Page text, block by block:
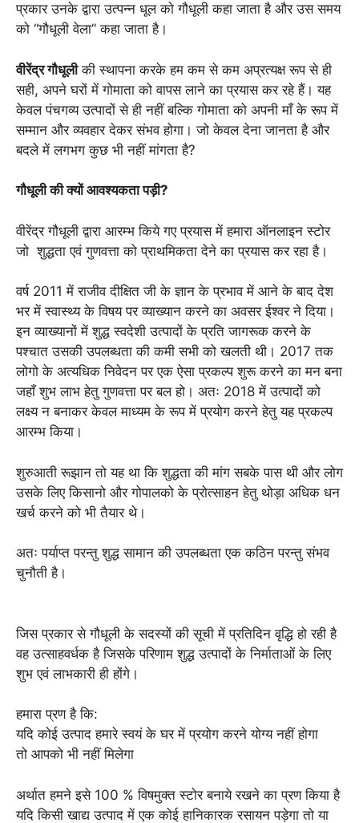
प्रकार उनके द्वारा उत्पन्न धूल को गौधूली कहा जाता है और उस समय
को “गौधूली वेला” कहा जाता है।
वीरेंद्र गौधूलीकी स्थापना करके हम कम से कम अप्रत्यक्ष रूप से ही
सही, अपने घरों में गोमाता को वापस लाने का प्रयास कर रहे हैं। यह
केवल पंचगव्य उत्पादों से ही नहीं बल्कि गोमाता को अपनी माँ के रूप में
सम्मान और व्यवहार देकर संभव होगा। जो केवल देना जानता है और
बदले में लगभग कुछ भी नहीं मांगता है?
गौधूली की क्यों आवश्यकता पड़ी?
वीरेंद्र गौधूली द्वारा आरम्भ किये गए प्रयास में हमारा ऑनलाइन स्टोर
जो शुद्धता एवं गुणवत्ता को प्राथमिकता देने का प्रयास कर रहा है।
वर्ष 2011 में राजीव दीक्षित जी के ज्ञान के प्रभाव में आने के बाद देश
भर में स्वास्थ्य के विषय पर व्याख्यान करने का अवसर ईश्वर ने दिया।
इन व्याख्यानों में शुद्ध स्वदेशी उत्पादों के प्रति जागरूक करने के
पश्चात उसकी उपलब्धता की कमी सभी को खलती थी। 2017 तक
लोगो के अत्यधिक निवेदन पर एक ऐसा प्रकल्प शुरू करने का मन बना
जहाँ शुभ लाभ हेतु गुणवत्ता पर बल हो। अतः 2018 में उत्पादों को
लक्ष्य न बनाकर केवल माध्यम के रूप में प्रयोग करने हेतु यह प्रकल्प
आरम्भ किया।
शुरुआती रूझान तो यह था कि शुद्धता की मांग सबके पास थी और लोग
उसके लिए किसानो और गोपालको के प्रोत्साहन हेतु थोड़ा अधिक धन
खर्च करने को भी तैयार थे।
अतः पर्याप्त परन्तु शुद्ध सामान की उपलब्धता एक कठिन परन्तु संभव
चुनौती है।
जिस प्रकार से गौधूली के सदस्यों की सूची में प्रतिदिन वृद्धि हो रही है
वह उत्साहवर्धक है जिसके परिणाम शुद्ध उत्पादों के निर्माताओं के लिए
शुभ एवं लाभकारी ही होंगे।
हमारा प्रण है कि:
यदि कोई उत्पाद हमारे स्वयं के घर में प्रयोग करने योग्य नहीं होगा
तो आपको भी नहीं मिलेगा
अर्थात हमने इसे 100 % विषमुक्त स्टोर बनाये रखने का प्रण किया है
यदि किसी खाद्य उत्पाद में एक कोई हानिकारक रसायन पड़ेगा तो या